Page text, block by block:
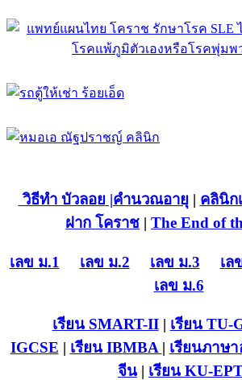
วิธีทำ บัวลอย |คำนวณอายุ | คลินิก
ฝาก โคราช | The End of
เลข ม.1 เลข ม.2 เลข ม.3 เล
เลข ม.6
เรียน SMART-II| เรียน TU-
IGCSE | เรียน IBMBA | เรียนภาษ
จีน | เรียน KU-